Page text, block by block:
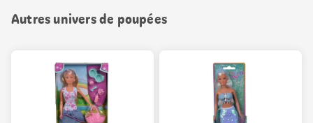
Autres univers de poupées